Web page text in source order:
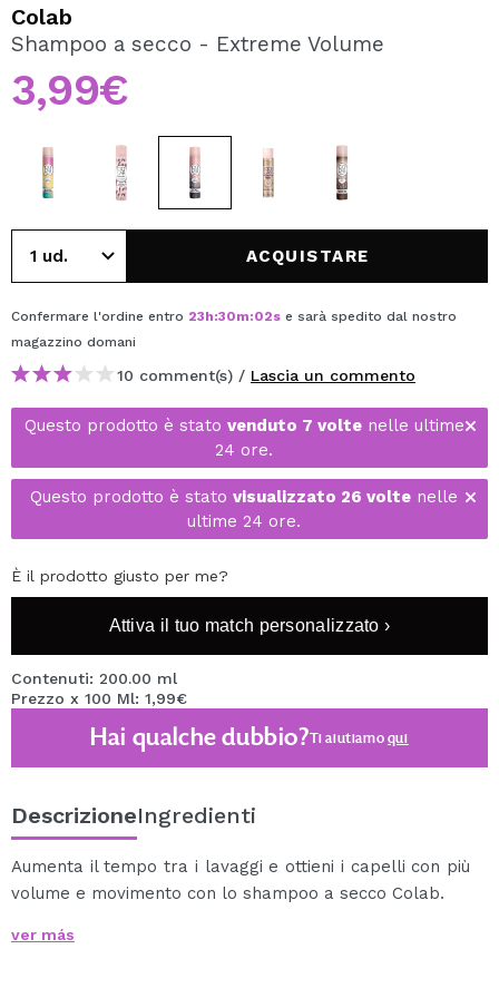
Creando un account su Maquibeauty.it potrai fare i tuoi
acquisti velocemente, controllare lo stato dei tuoi ordini e
consultare le tue operazioni precedenti.
CREARE UN ACCOUNT
Colab
Shampoo a secco - Extreme Volume
3,99€
ACQUISTARE
Confermare l'ordine entro 23h:30m:02s e sarà spedito dal nostro
magazzino domani
10 comment(s) / Lascia un commento
Questo prodotto è stato venduto 7 voltenelle ultime
24 ore.
Questo prodotto è stato visualizzato 26 volte nelle
ultime 24 ore.
È il prodotto giusto per me?
Attiva il tuo match personalizzato ›
Contenuti: 200.00 ml
Prezzo x 100 Ml: 1,99€
Hai qualche dubbio?Ti aiutiamoqui
DescrizioneIngredienti
Aumenta il tempo tra i lavaggi e ottieni i capelli con più
volume e movimento con lo shampoo a secco Colab.
invisibile che assorbe l'olio in eccesso senza lasciare
ver más